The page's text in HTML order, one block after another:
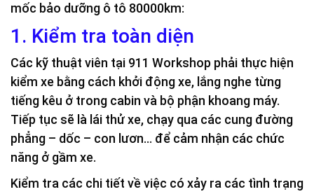
mốc bảo dưỡng ô tô 80000km:
1. Kiểm tra toàn diện
Các kỹ thuật viên tại 911 Workshop phải thực hiện
kiểm xe bằng cách khởi động xe, lắng nghe từng
tiếng kêu ở trong cabin và bộ phận khoang máy.
Tiếp tục sẽ là lái thử xe, chạy qua các cung đường
phẳng – dốc – con lươn… để cảm nhận các chức
năng ở gầm xe.
Kiểm tra các chi tiết về việc có xảy ra các tình trạng